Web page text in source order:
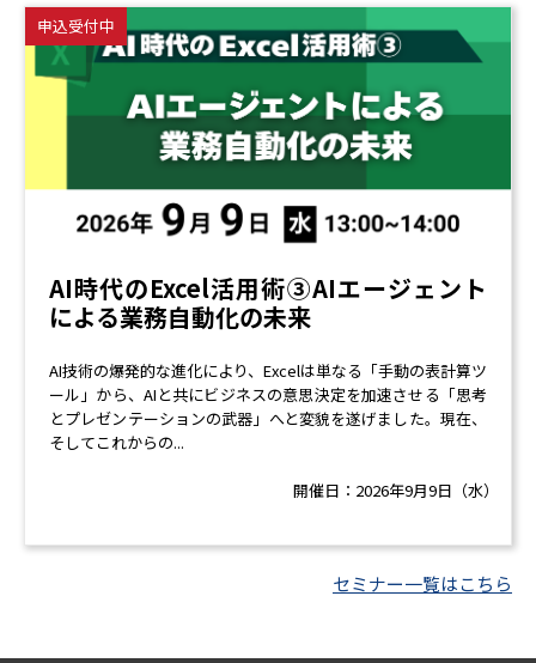
申込受付中
AI時代のExcel活用術③AIエージェント
による業務自動化の未来
AI技術の爆発的な進化により、Excelは単なる「手動の表計算ツ
ール」から、AIと共にビジネスの意思決定を加速させる「思考
とプレゼンテーションの武器」へと変貌を遂げました。現在、
そしてこれからの...
開催日： 2026年9月9日（水）
セミナー一覧はこちら